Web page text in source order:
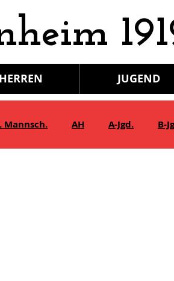
HERREN JUGEND
Mannsch. AH A-Jgd. B-